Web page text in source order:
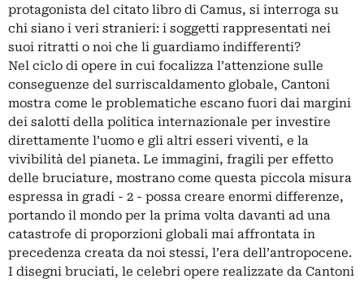
protagonista del citato libro di Camus, si interroga su
chi siano i veri stranieri: i soggetti rappresentati nei
suoi ritratti o noi che li guardiamo indifferenti?
Nel ciclo di opere in cui focalizza l’attenzione sulle
conseguenze del surriscaldamento globale, Cantoni
mostra come le problematiche escano fuori dai margini
dei salotti della politica internazionale per investire
direttamente l’uomo e gli altri esseri viventi, e la
vivibilità del pianeta. Le immagini, fragili per effetto
delle bruciature, mostrano come questa piccola misura
espressa in gradi - 2 - possa creare enormi differenze,
portando il mondo per la prima volta davanti ad una
catastrofe di proporzioni globali mai affrontata in
precedenza creata da noi stessi, l’era dell’antropocene.
I disegni bruciati, le celebri opere realizzate da Cantoni